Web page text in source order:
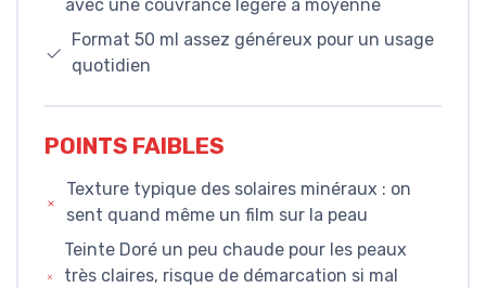
avec une couvrance légère à moyenne
Format 50 ml assez généreux pour un usage
quotidien
POINTS FAIBLES
Texture typique des solaires minéraux : on
sent quand même un film sur la peau
Teinte Doré un peu chaude pour les peaux
très claires, risque de démarcation si mal